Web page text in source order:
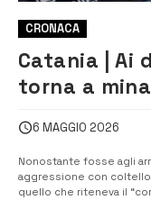
CRONACA
Catania | Ai
torna a
fermato
6 MAGGIO 2026
Nonostante fosse agli
aggressione con
quello che riteneva il